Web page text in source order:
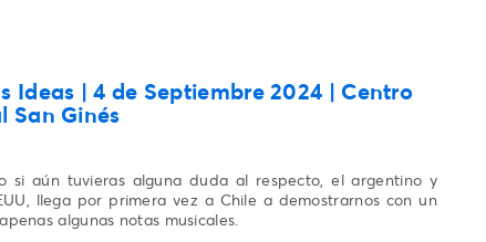
Ideas | 4 de Septiembre 2024 | Centro
San Ginés
si aún tuvieras alguna duda al respecto, el argentino y
llega por primera vez a Chile a demostrarnos con un
algunas notas musicales.